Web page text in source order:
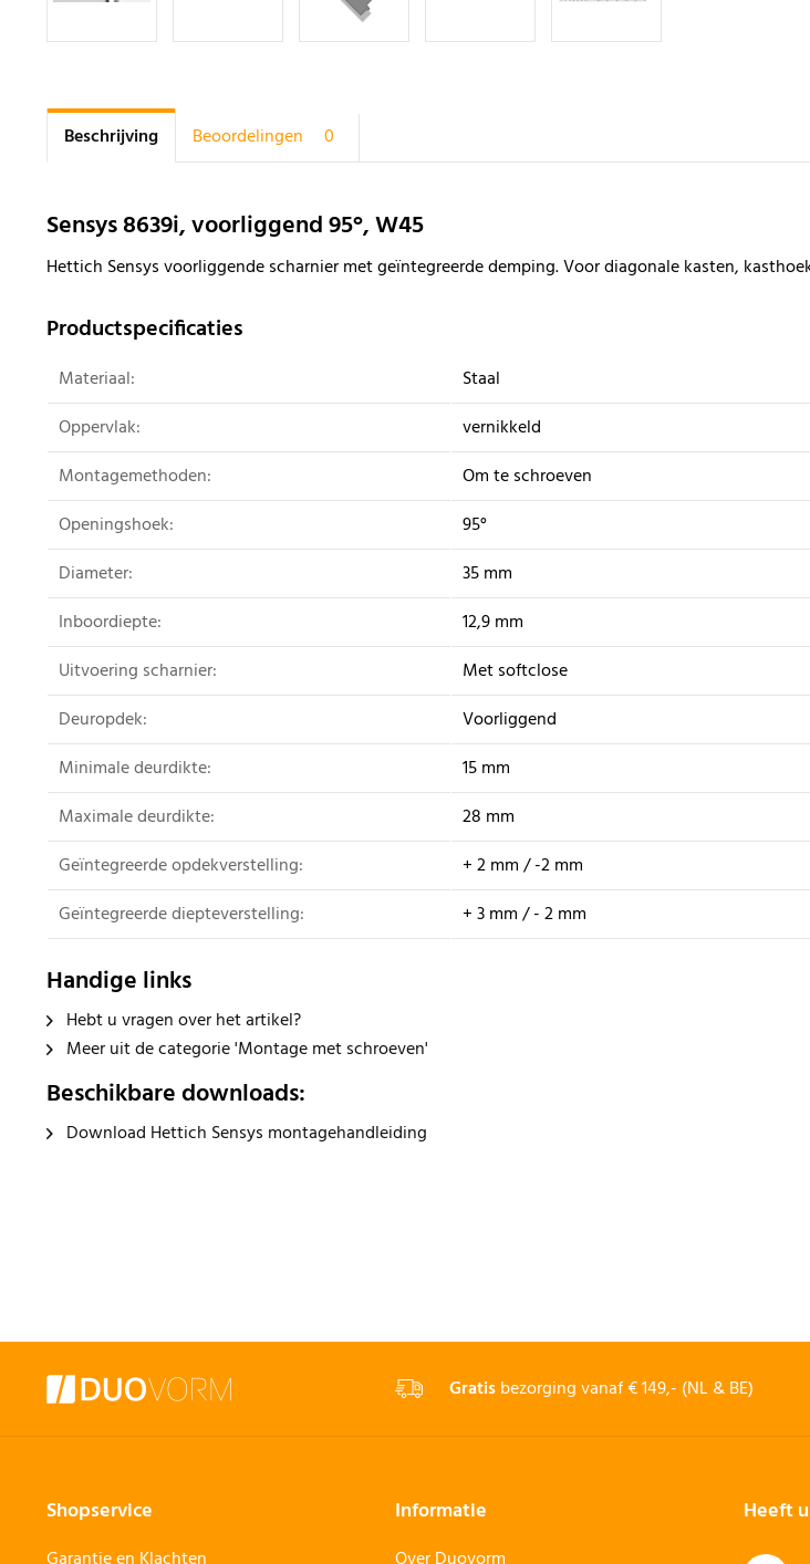
Beschrijving Beoordelingen 0
Sensys 8639i, voorliggend 95°, W45
Hettich Sensys voorliggende scharnier met geïntegreerde demping. Voor diagonale kasten, kasthoek
Productspecificaties
Materiaal:
Staal
Oppervlak:
vernikkeld
Montagemethoden:
Om te schroeven
Openingshoek:
95°
Diameter:
35 mm
Inboordiepte:
12,9 mm
Uitvoering scharnier:
Met softclose
Deuropdek:
Voorliggend
Minimale deurdikte:
15 mm
Maximale deurdikte:
28 mm
Geïntegreerde opdekverstelling:
+ 2 mm / -2 mm
Geïntegreerde diepteverstelling:
+ 3 mm / - 2 mm
Handige links
Hebt u vragen over het artikel?
Meer uit de categorie 'Montage met schroeven'
Beschikbare downloads:
Download Hettich Sensys montagehandleiding
Gratisbezorging vanaf € 149,- (NL & BE)
Shopservice Informatie Heeft